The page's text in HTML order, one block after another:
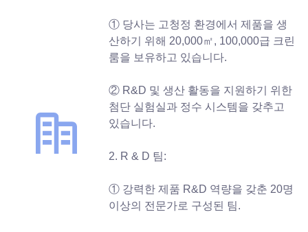
① 당사는 고청정 환경에서 제품을 생
산하기 위해 20,000㎡, 100,000급 크린
룸을 보유하고 있습니다.
② R&D 및 생산 활동을 지원하기 위한
첨단 실험실과 정수 시스템을 갖추고
있습니다.
2. R & D 팀:
① 강력한 제품 R&D 역량을 갖춘 20명
이상의 전문가로 구성된 팀.